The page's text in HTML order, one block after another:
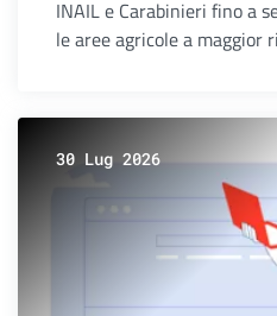
INAIL e Carabinieri fino a
le aree agricole a
30 Lug 2026